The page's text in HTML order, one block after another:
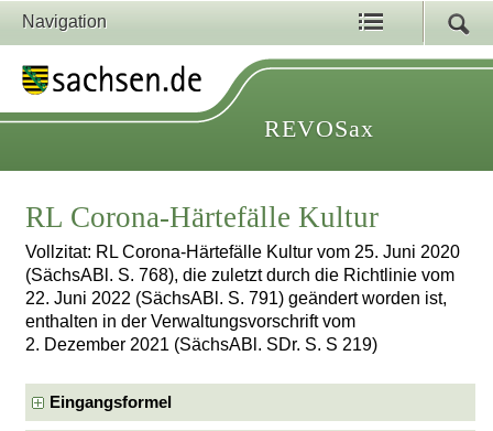
Navigation
REVOSax
RL Corona-Härtefälle Kultur
Vollzitat: RL Corona-Härtefälle Kultur vom 25. Juni 2020
(SächsABl. S. 768), die zuletzt durch die Richtlinie vom
22. Juni 2022 (SächsABl. S. 791) geändert worden ist,
enthalten in der Verwaltungsvorschrift vom
2. Dezember 2021 (SächsABl. SDr. S. S 219)
Eingangsformel